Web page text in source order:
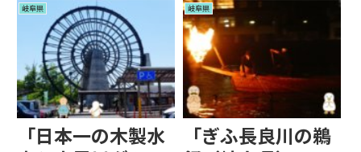
岐阜県
「日本一の木製水
岐阜県
「ぎふ長良川の鵜